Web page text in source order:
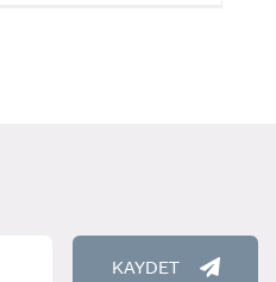
KAYDET